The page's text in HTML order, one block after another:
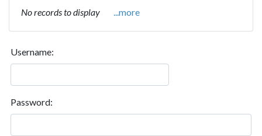
No records to display ...more
Username:
Password: